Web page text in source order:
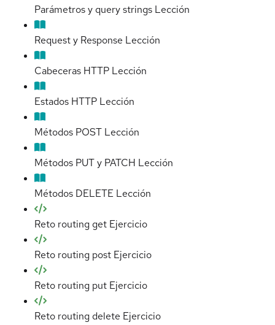
Parámetros y query strings Lección
Request y Response Lección
Cabeceras HTTP Lección
Estados HTTP Lección
Métodos POST Lección
Métodos PUT y PATCH Lección
Métodos DELETE Lección
Reto routing get Ejercicio
Reto routing post Ejercicio
Reto routing put Ejercicio
Reto routing delete Ejercicio